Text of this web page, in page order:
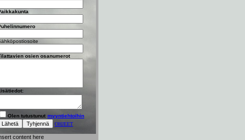
osien osanumerot
Olen tutustunut myyntiehtoihin
OHJEET
content here